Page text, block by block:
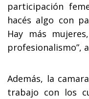
participación
hacés algo con
Hay más
profesionalismo”,
Además, la
trabajo con los